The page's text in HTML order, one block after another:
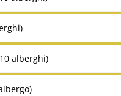
alberghi)